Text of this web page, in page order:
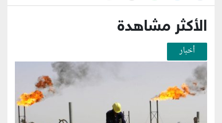
الأكثر مشاهدة
أخبار